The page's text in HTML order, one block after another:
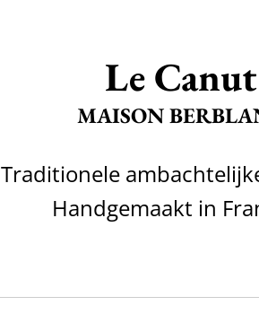
Le Canut
MAISON
Traditionele
Handgemaakt in